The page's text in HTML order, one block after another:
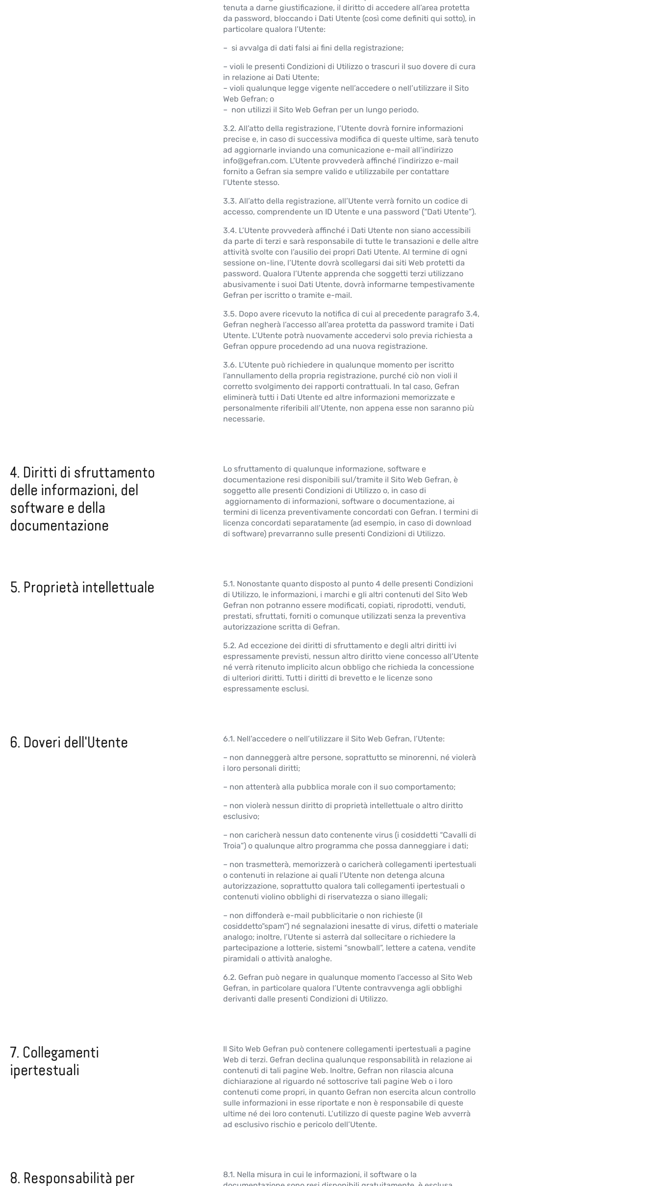
tenuta a darne giustificazione, il diritto di accedere all’area protetta
da password, bloccando i Dati Utente (così come definiti qui sotto), in
particolare qualora l’Utente:
– si avvalga di dati falsi ai fini della registrazione;
– violi le presenti Condizioni di Utilizzo o trascuri il suo dovere di cura
in relazione ai Dati Utente;
– violi qualunque legge vigente nell’accedere o nell’utilizzare il Sito
Web Gefran; o
– non utilizzi il Sito Web Gefran per un lungo periodo.
3.2. All’atto della registrazione, l’Utente dovrà fornire informazioni
precise e, in caso di successiva modifica di queste ultime, sarà tenuto
ad aggiornarle inviando una comunicazione e-mail all’indirizzo
info@gefran.com. L’Utente provvederà affinché l’indirizzo e-mail
fornito a Gefran sia sempre valido e utilizzabile per contattare
l’Utente stesso.
3.3. All’atto della registrazione, all’Utente verrà fornito un codice di
accesso, comprendente un ID Utente e una password (“Dati Utente”).
3.4. L’Utente provvederà affinché i Dati Utente non siano accessibili
da parte di terzi e sarà responsabile di tutte le transazioni e delle altre
attività svolte con l’ausilio dei propri Dati Utente. Al termine di ogni
sessione on-line, l’Utente dovrà scollegarsi dai siti Web protetti da
password. Qualora l’Utente apprenda che soggetti terzi utilizzano
abusivamente i suoi Dati Utente, dovrà informarne tempestivamente
Gefran per iscritto o tramite e-mail.
3.5. Dopo avere ricevuto la notifica di cui al precedente paragrafo 3.4,
Gefran negherà l’accesso all’area protetta da password tramite i Dati
Utente. L’Utente potrà nuovamente accedervi solo previa richiesta a
Gefran oppure procedendo ad una nuova registrazione.
3.6. L’Utente può richiedere in qualunque momento per iscritto
l’annullamento della propria registrazione, purché ciò non violi il
corretto svolgimento dei rapporti contrattuali. In tal caso, Gefran
eliminerà tutti i Dati Utente ed altre informazioni memorizzate e
personalmente riferibili all’Utente, non appena esse non saranno più
necessarie.
4. Diritti di sfruttamento
delle informazioni, del
software e della
documentazione
Lo sfruttamento di qualunque informazione, software e
documentazione resi disponibili sul/tramite il Sito Web Gefran, è
soggetto alle presenti Condizioni di Utilizzo o, in caso di
aggiornamento di informazioni, software o documentazione, ai
termini di licenza preventivamente concordati con Gefran. I termini di
licenza concordati separatamente (ad esempio, in caso di download
di software) prevarranno sulle presenti Condizioni di Utilizzo.
5. Proprietà intellettuale
5.1. Nonostante quanto disposto al punto 4 delle presenti Condizioni
di Utilizzo, le informazioni, i marchi e gli altri contenuti del Sito Web
Gefran non potranno essere modificati, copiati, riprodotti, venduti,
prestati, sfruttati, forniti o comunque utilizzati senza la preventiva
autorizzazione scritta di Gefran.
5.2. Ad eccezione dei diritti di sfruttamento e degli altri diritti ivi
espressamente previsti, nessun altro diritto viene concesso all’Utente
né verrà ritenuto implicito alcun obbligo che richieda la concessione
di ulteriori diritti. Tutti i diritti di brevetto e le licenze sono
espressamente esclusi.
6. Doveri dell'Utente
6.1. Nell’accedere o nell’utilizzare il Sito Web Gefran, l’Utente:
– non danneggerà altre persone, soprattutto se minorenni, né violerà
i loro personali diritti;
– non attenterà alla pubblica morale con il suo comportamento;
– non violerà nessun diritto di proprietà intellettuale o altro diritto
esclusivo;
– non caricherà nessun dato contenente virus (i cosiddetti “Cavalli di
Troia”) o qualunque altro programma che possa danneggiare i dati;
– non trasmetterà, memorizzerà o caricherà collegamenti ipertestuali
o contenuti in relazione ai quali l’Utente non detenga alcuna
autorizzazione, soprattutto qualora tali collegamenti ipertestuali o
contenuti violino obblighi di riservatezza o siano illegali;
– non diffonderà e-mail pubblicitarie o non richieste (il
cosiddetto”spam”) né segnalazioni inesatte di virus, difetti o materiale
analogo; inoltre, l’Utente si asterrà dal sollecitare o richiedere la
partecipazione a lotterie, sistemi “snowball”, lettere a catena, vendite
piramidali o attività analoghe.
6.2. Gefran può negare in qualunque momento l’accesso al Sito Web
Gefran, in particolare qualora l’Utente contravvenga agli obblighi
derivanti dalle presenti Condizioni di Utilizzo.
7. Collegamenti
ipertestuali
Il Sito Web Gefran può contenere collegamenti ipertestuali a pagine
Web di terzi. Gefran declina qualunque responsabilità in relazione ai
contenuti di tali pagine Web. Inoltre, Gefran non rilascia alcuna
dichiarazione al riguardo né sottoscrive tali pagine Web o i loro
contenuti come propri, in quanto Gefran non esercita alcun controllo
sulle informazioni in esse riportate e non è responsabile di queste
ultime né dei loro contenuti. L’utilizzo di queste pagine Web avverrà
ad esclusivo rischio e pericolo dell’Utente.
8. Responsabilità per
8.1. Nella misura in cui le informazioni, il software o la